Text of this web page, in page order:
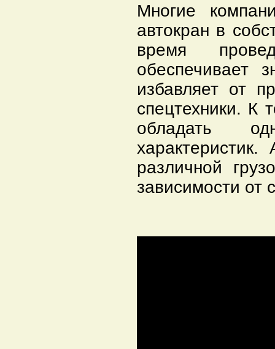
Многие
автокран в
время
обеспечивает
избавляет от
спецтехники. К
обладать
различной
зависимости от